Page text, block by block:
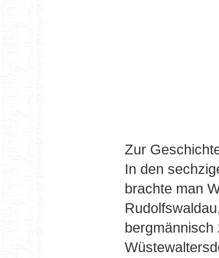
Zur
In den
brachte man